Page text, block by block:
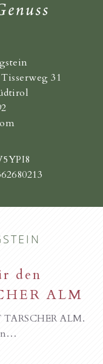
31
den
ALM
ALM.